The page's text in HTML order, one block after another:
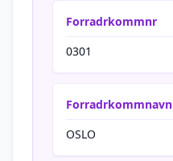
Forradrkommnr
0301
Forradrkommnavn
OSLO